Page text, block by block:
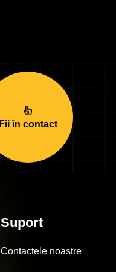
Fii în contact
Suport
Contactele noastre